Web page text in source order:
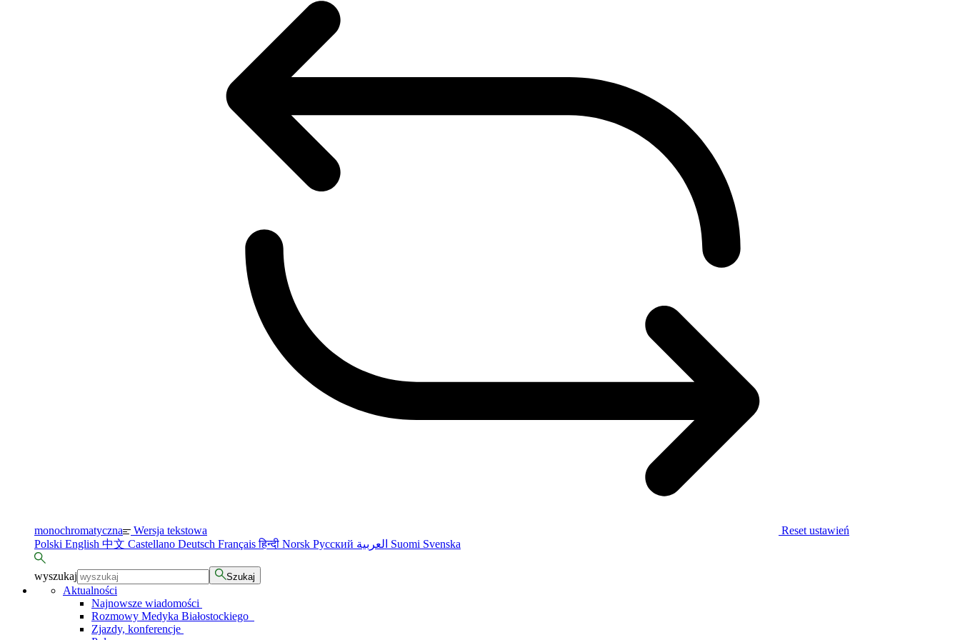
monochromatyczna Wersja tekstowa
Reset ustawień
Polski English 中文 Castellano Deutsch Françaisहिन्दी Norsk Русский Suomi Svenska
wyszukaj Szukaj
Aktualności
Najnowsze wiadomości
Rozmowy Medyka Białostockiego
Zjazdy, konferencje